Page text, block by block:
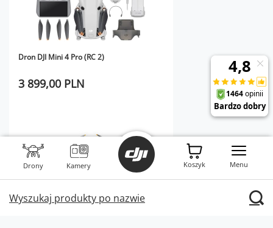
Drony Kamery
Wyszukaj produkty po nazwie
Koszyk Menu
Dron DJI Mini 4 Pro (RC 2)
3 899,00 PLN